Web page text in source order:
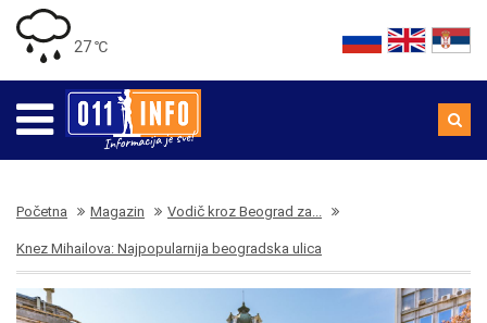
27 ℃
Početna Magazin Vodič kroz Beograd za...
Knez Mihailova: Najpopularnija beogradska ulica